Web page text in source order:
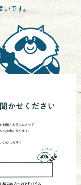
です。